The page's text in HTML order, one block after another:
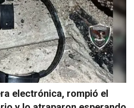
electrónica, rompió el